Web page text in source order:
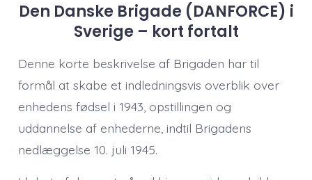
Den Danske Brigade (DANFORCE) i
Sverige – kort fortalt
Denne korte beskrivelse af Brigaden har til
formål at skabe et indledningsvis overblik over
enhedens fødsel i 1943, opstillingen og
uddannelse af enhederne, indtil Brigadens
nedlæggelse 10. juli 1945.